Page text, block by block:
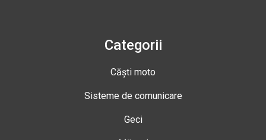
Categorii
Căști moto
Sisteme de comunicare
Geci